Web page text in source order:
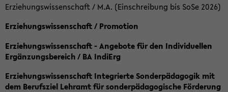
Erziehungswissenschaft / M.A. (Einschreibung bis SoSe 2026)
Erziehungswissenschaft / Promotion
Erziehungswissenschaft - Angebote für den Individuellen
Ergänzungsbereich / BA IndiErg
Erziehungswissenschaft Integrierte Sonderpädagogik mit
dem Berufsziel Lehramt für sonderpädagogische Förderung